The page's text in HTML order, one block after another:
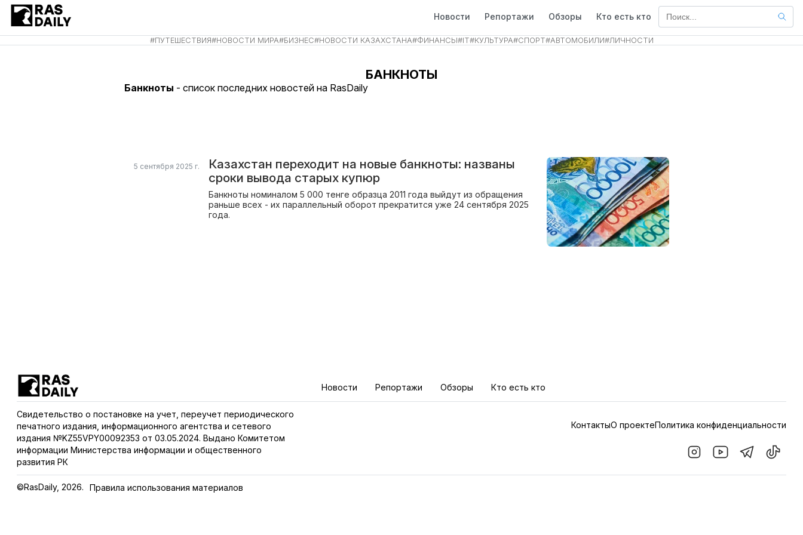
Новости Репортажи Обзоры Кто есть кто
#ПУТЕШЕСТВИЯ#НОВОСТИ МИРА#БИЗНЕС#НОВОСТИ КАЗАХСТАНА#ФИНАНСЫ#IT#КУЛЬТУРА#СПОРТ#АВТОМОБИЛИ#ЛИЧНОСТИ
БАНКНОТЫ
Банкноты - список последних новостей на RasDaily
5 сентября 2025 г.
Казахстан переходит на новые банкноты: названы
сроки вывода старых купюр
Банкноты номиналом 5 000 тенге образца 2011 года выйдут из обращения
раньше всех - их параллельный оборот прекратится уже 24 сентября 2025
года.
Новости Репортажи Обзоры Кто есть кто
Свидетельство о постановке на учет, переучет периодического
печатного издания, информационного агентства и сетевого
издания №KZ55VPY00092353 от 03.05.2024. Выдано Комитетом
информации Министерства информации и общественного
развития РК
КонтактыО проектеПолитика конфиденциальности
©RasDaily, 2026. Правила использования материалов